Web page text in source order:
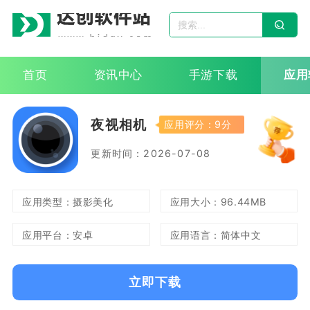
首页 资讯中心 手游下载 应
夜视相机 应用评分：9分
更新时间：2026-07-08
应用类型：摄影美化 应用大小：96.44MB
应用平台：安卓 应用语言：简体中文
立即下载